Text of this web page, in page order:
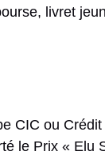
livret
CIC ou
le Prix « Elu